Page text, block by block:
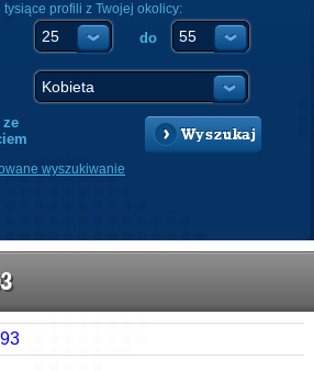
tysiące profili z Twojej okolicy:
do
Wyszukaj
wyszukiwanie